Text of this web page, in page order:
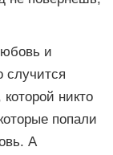
и
случится
никто
попали
А